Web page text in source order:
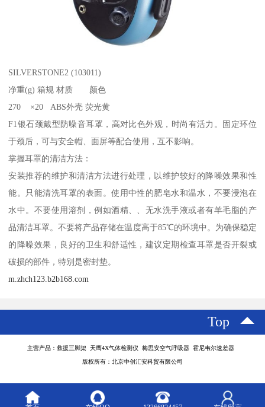
SILVERSTONE2 (103011)
净重(g) 箱规 材质 颜色
270 ×20 ABS外壳 荧光黄
F1银石颈戴型防噪音耳罩，高对比色外观，时尚有活力。固定环位
于颈后，可与安全帽、面屏等配合使用，互不影响。
掌握耳罩的清洁方法：
安装推荐的维护和清洁方法进行处理，以维护较好的降噪效果和性
能。只能清洗耳罩的表面。使用中性的肥皂水和温水，不要浸泡在
水中。不要使用溶剂，例如酒精、、无水洗手液或者有羊毛脂的产
品清洁耳罩。不要将产品存储在温度高于85℃的环境中。为确保稳定
的降噪效果，良好的卫生和舒适性，建议定期检查耳罩是否开裂或
破损的部件，特别是密封垫。
m.zhch123.b2b168.com
Top
主营产品：救援三脚架 天鹰4X气体检测仪 梅思安空气呼吸器 霍尼韦尔速差器
版权所有：北京中创汇安科贸有限公司